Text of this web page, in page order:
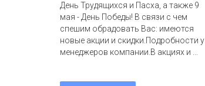
День Трудящихся и Пасха, а также 9
мая - День Победы! В связи с чем
спешим обрадовать Вас: имеются
новые акции и скидки.Подробности у
менеджеров компании.В акциях и ...